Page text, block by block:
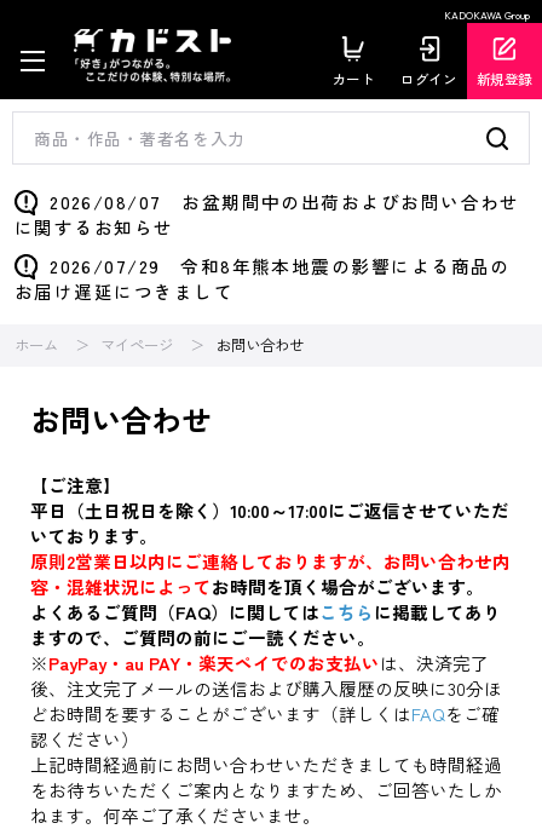
KADOKAWA Group
カート ログイン 新規登録
2026/08/07 お盆期間中の出荷およびお問い合わせ
に関するお知らせ
2026/07/29 令和8年熊本地震の影響による商品の
お届け遅延につきまして
ホーム マイページ お問い合わせ
お問い合わせ
【ご注意】
平日（土日祝日を除く）10:00～17:00にご返信させていただ
いております。
原則2営業日以内にご連絡しておりますが、お問い合わせ内
容・混雑状況によってお時間を頂く場合がございます。
よくあるご質問（FAQ）に関してはこちら に掲載してあり
ますので、ご質問の前にご一読ください。
※PayPay・au PAY・楽天ペイでのお支払いは、決済完了
後、注文完了メールの送信および購入履歴の反映に30分ほ
どお時間を要することがございます（詳しくはFAQをご確
認ください）
上記時間経過前にお問い合わせいただきましても時間経過
をお待ちいただくご案内となりますため、ご回答いたしか
ねます。何卒ご了承くださいませ。